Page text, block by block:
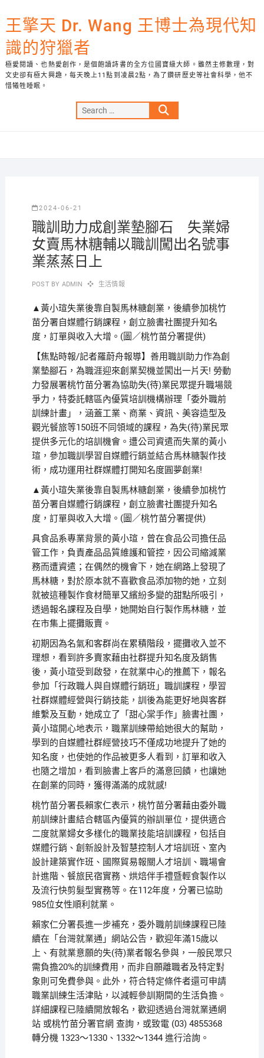
to
content
王擎天 Dr. Wang 王博士為現代知
識的狩獵者
極愛閱讀、也熱愛創作，是個飽讀詩書的全方位國寶級大師。雖然主修數理，對
文史卻有極大興趣，每天晚上11點到凌晨2點，為了鑽研歷史等社會科學，他不
惜犧牲睡眠。
Search
…
2024-06-21
職訓助力成創業墊腳石 失業婦
女賣馬林糖輔以職訓闖出名號事
業蒸蒸日上
POST BY ADMIN 生活情報
▲黃小瑄失業後靠自製馬林糖創業，後續參加桃竹
苗分署自媒體行銷課程，創立臉書社團提升知名
度，訂單與收入大增。(圖／桃竹苗分署提供)
【焦點時報/記者羅蔚舟報導】善用職訓助力作為創
業墊腳石，為職涯迎來創業契機並闖出一片天! 勞動
力發展署桃竹苗分署為協助失(待)業民眾提升職場競
爭力，特委託轄區內優質培訓機構辦理「委外職前
訓練計畫」，涵蓋工業、商業、資訊、美容造型及
觀光餐旅等150班不同領域的課程，為失(待)業民眾
提供多元化的培訓機會。遭公司資遣而失業的黃小
瑄，參加職訓學習自媒體行銷並結合馬林糖製作技
術，成功運用社群媒體打開知名度圓夢創業!
▲黃小瑄失業後靠自製馬林糖創業，後續參加桃竹
苗分署自媒體行銷課程，創立臉書社團提升知名
度，訂單與收入大增。(圖／桃竹苗分署提供)
具食品系專業背景的黃小瑄，曾在食品公司擔任品
管工作，負責產品品質維護和管控，因公司縮減業
務而遭資遣；在偶然的機會下，她在網路上發現了
馬林糖，對於原本就不喜歡食品添加物的她，立刻
就被這種製作食材簡單又繽紛多變的甜點所吸引，
透過報名課程及自學，她開始自行製作馬林糖，並
在市集上擺攤販賣。
初期因為名氣和客群尚在累積階段，擺攤收入並不
理想，看到許多賣家藉由社群提升知名度及銷售
後，黃小瑄受到啟發，在就業中心的推薦下，報名
參加「行政職人與自媒體行銷班」職訓課程，學習
社群媒體經營與行銷技能，訓後為能更好地與客群
維繫及互動，她成立了「甜心棠手作」臉書社團，
黃小瑄開心地表示，職業訓練帶給她很大的幫助，
學到的自媒體社群經營技巧不僅成功地提升了她的
知名度，也使她的作品被更多人看到，訂單和收入
也隨之增加，看到臉書上客戶的滿意回饋，也讓她
在創業的同時，獲得滿滿的成就感!
桃竹苗分署長賴家仁表示，桃竹苗分署藉由委外職
前訓練計畫結合轄區內優質的辦訓單位，提供適合
二度就業婦女多樣化的職業技能培訓課程，包括自
媒體行銷、創新設計及智慧控制人才培訓班、室內
設計建築實作班、國際貿易報關人才培訓、職場會
計進階、餐旅民宿實務、烘焙伴手禮暨輕食製作以
及流行快剪髮型實務等。在112年度，分署已協助
985位女性順利就業。
賴家仁分署長進一步補充，委外職前訓練課程已陸
續在「台灣就業通」網站公告，歡迎年滿15歲以
上、有就業意願的失(待)業者報名參與，一般民眾只
需負擔20%的訓練費用，而非自願離職者及特定對
象則可免費參與。此外，符合特定條件者還可申請
職業訓練生活津貼，以減輕參訓期間的生活負擔。
詳細課程已陸續開放報名，歡迎透過台灣就業通網
站 或桃竹苗分署官網 查詢，或致電 (03) 4855368
轉分機 1323～1330、1332～1344 進行洽詢。